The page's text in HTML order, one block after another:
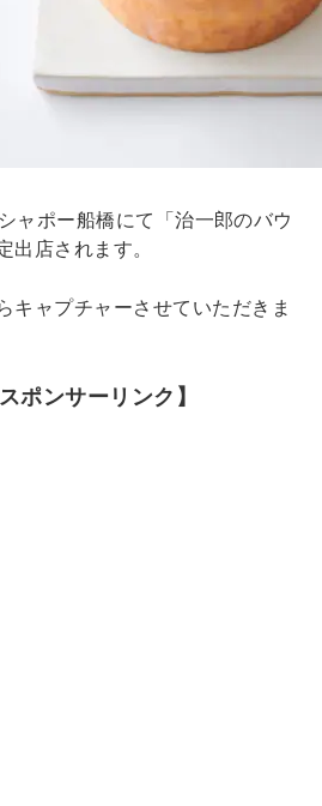
ャポー船橋にて「治一郎のバウ
出店されます。
キャプチャーさせていただきま
ポンサーリンク】